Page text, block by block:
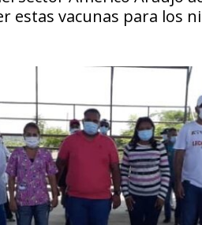
estas vacunas para los